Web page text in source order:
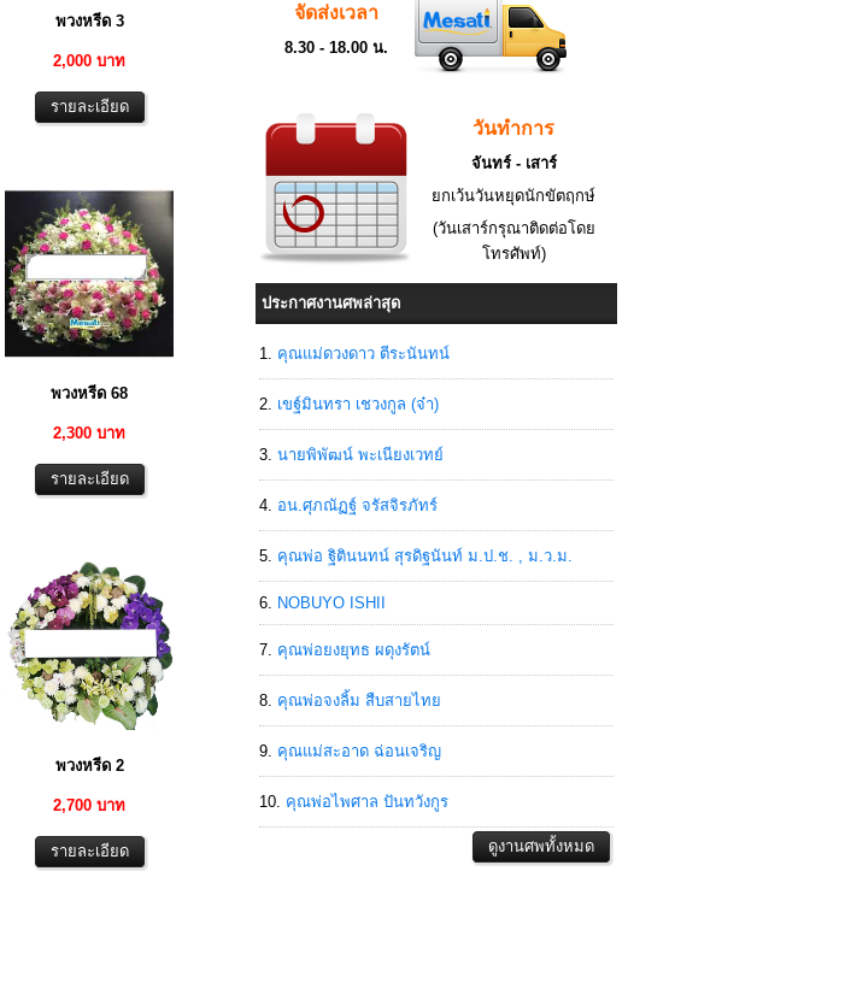
พวงหรีด 3
2,000 บาท
พวงหรีด 68
2,300 บาท
พวงหรีด 2
2,700 บาท
จัดส่งเวลา
8.30 - 18.00 น.
วันทำการ
จันทร์ - เสาร์
ยกเว้นวันหยุดนักขัตฤกษ์
(วันเสาร์กรุณาติดต่อโดย
โทรศัพท์)
ประกาศงานศพล่าสุด
คุณแม่ดวงดาว ตีระนันทน์
เขฐ์มินทรา เชวงกูล (จ๋า)
นายพิพัฒน์ พะเนียงเวทย์
อน.ศุภณัฏฐ์ จรัสจิรภัทร์
คุณพ่อ ฐิตินนทน์ สุรดิฐนันท์ ม.ป.ช. , ม.ว.ม.
NOBUYO ISHII
คุณพ่อยงยุทธ ผดุงรัตน์
คุณพ่อจงลิ้ม สืบสายไทย
คุณแม่สะอาด ฉ่อนเจริญ
คุณพ่อไพศาล ปันทวังกูร